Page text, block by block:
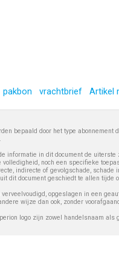
pakbon vrachtbrief Artikel
bepaald door het type
informatie in dit document de
volledigheid, noch een specifieke
indirecte of gevolgschade,
dit document geschiedt te allen tijde
opgeslagen in een
wijze dan ook, zonder
logo zijn zowel handelsnaam als